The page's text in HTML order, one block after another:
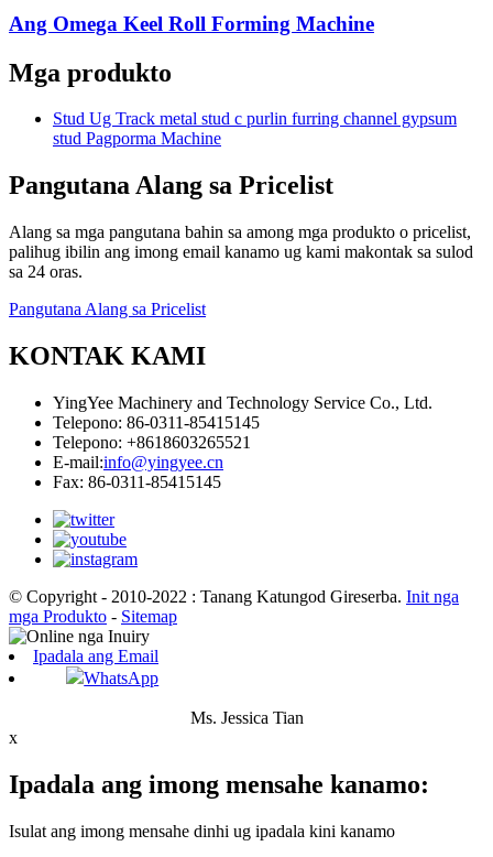
Ang Omega Keel Roll Forming Machine
Mga produkto
Stud Ug Track metal stud c purlin furring channel gypsum
stud Pagporma Machine
Pangutana Alang sa Pricelist
Alang sa mga pangutana bahin sa among mga produkto o pricelist,
palihug ibilin ang imong email kanamo ug kami makontak sa sulod
sa 24 oras.
Pangutana Alang sa Pricelist
KONTAK KAMI
YingYee Machinery and Technology Service Co., Ltd.
Telepono: 86-0311-85415145
Telepono: +8618603265521
E-mail:info@yingyee.cn
Fax: 86-0311-85415145
© Copyright - 2010-2022 : Tanang Katungod Gireserba. Init nga
mga Produkto - Sitemap
Ipadala ang Email
WhatsApp
Ms. Jessica Tian
x
Ipadala ang imong mensahe kanamo:
Isulat ang imong mensahe dinhi ug ipadala kini kanamo